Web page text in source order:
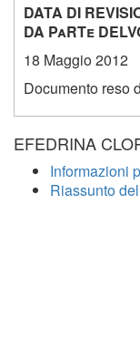
DATA DI
DA PaRTe
18 Maggio 2012
Documento reso
EFEDRINA
Informazioni
Riassunto